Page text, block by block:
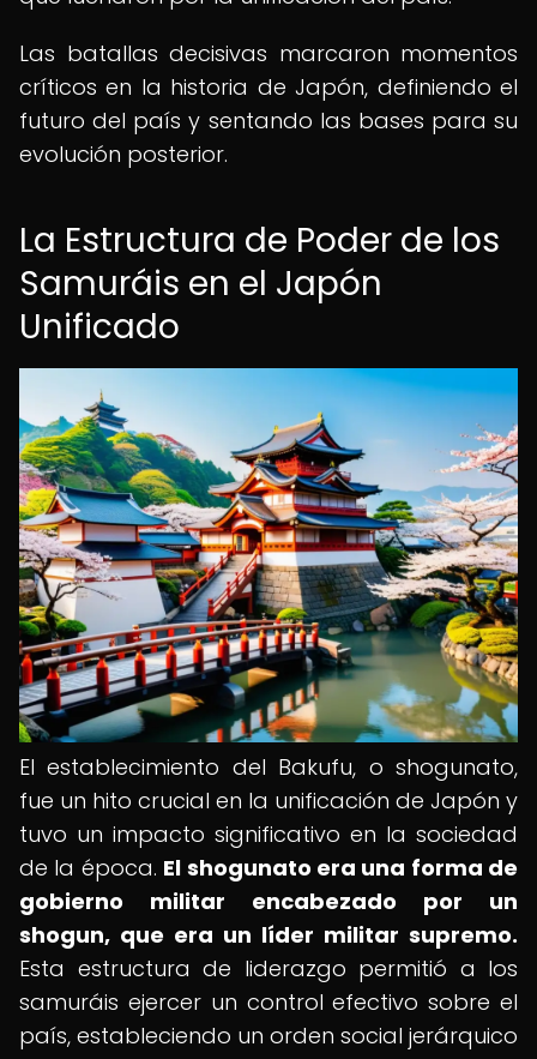
Las batallas decisivas marcaron momentos
críticos en la historia de Japón, definiendo el
futuro del país y sentando las bases para su
evolución posterior.
La Estructura de Poder de los
Samuráis en el Japón
Unificado
El establecimiento del Bakufu, o shogunato,
fue un hito crucial en la unificación de Japón y
tuvo un impacto significativo en la sociedad
de la época. El shogunato era una forma de
gobierno militar encabezado por un
shogun, que era un líder militar supremo.
Esta estructura de liderazgo permitió a los
samuráis ejercer un control efectivo sobre el
país, estableciendo un orden social jerárquico